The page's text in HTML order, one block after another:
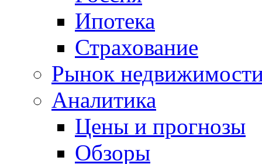
Ипотека
Страхование
Рынок
Аналитика
Цены и прогнозы
Обзоры